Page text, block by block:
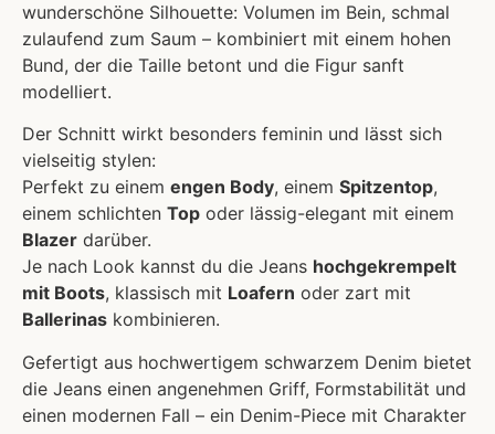
wunderschöne Silhouette: Volumen im Bein, schmal
zulaufend zum Saum – kombiniert mit einem hohen
Bund, der die Taille betont und die Figur sanft
modelliert.
Der Schnitt wirkt besonders feminin und lässt sich
vielseitig stylen:
Perfekt zu einem engen Body, einem Spitzentop,
einem schlichten Top oder lässig-elegant mit einem
Blazer darüber.
Je nach Look kannst du die Jeans hochgekrempelt
mit Boots, klassisch mit Loafern oder zart mit
Ballerinas kombinieren.
Gefertigt aus hochwertigem schwarzem Denim bietet
die Jeans einen angenehmen Griff, Formstabilität und
einen modernen Fall – ein Denim-Piece mit Charakter